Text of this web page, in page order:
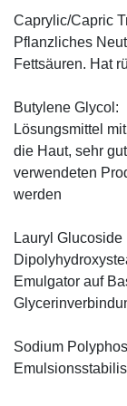
Caprylic/Capric
Pflanzliches
Fettsäuren. Hat
Butylene Glycol:
Lösungsmittel
die Haut, sehr
verwendeten
werden
Lauryl
Emulgator auf
Sodium